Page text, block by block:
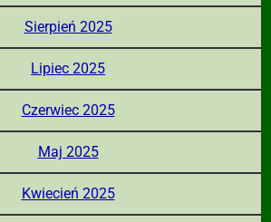
Sierpień 2025
Lipiec 2025
Czerwiec 2025
Maj 2025
Kwiecień 2025